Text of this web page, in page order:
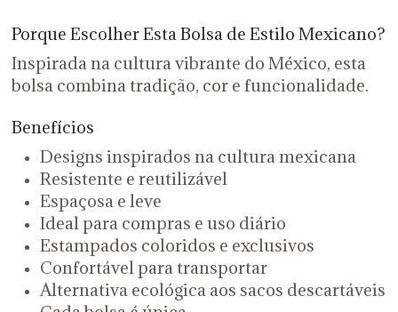
Porque Escolher Esta Bolsa de Estilo Mexicano?
Inspirada na cultura vibrante do México, esta
bolsa combina tradição, cor e funcionalidade.
Benefícios
Designs inspirados na cultura mexicana
Resistente e reutilizável
Espaçosa e leve
Ideal para compras e uso diário
Estampados coloridos e exclusivos
Confortável para transportar
Alternativa ecológica aos sacos descartáveis